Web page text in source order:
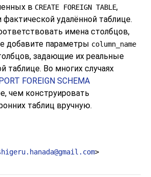
в CREATE FOREIGN TABLE,
удалённой таблице.
имена столбцов,
добавите параметры column_name
задающие их реальные
таблице. Во многих случаях
FOREIGN SCHEMA
чем конструировать
таблиц вручную.
>